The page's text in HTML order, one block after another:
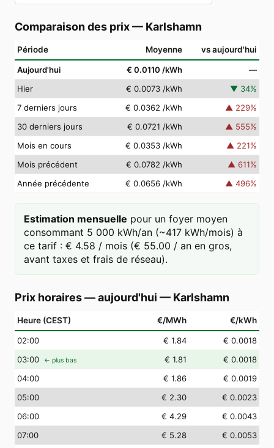
Comparaison des prix— Karlshamn
Période Moyenne vs aujourd'hui
Aujourd'hui € 0.0110 /kWh
—
Hier
€ 0.0073 /kWh ▼ 34%
7 derniers jours
€ 0.0362 /kWh ▲ 229%
30 derniers jours
€ 0.0721 /kWh ▲ 555%
Mois en cours
€ 0.0353 /kWh ▲ 221%
Mois précédent
€ 0.0782 /kWh ▲ 611%
Année précédente
€ 0.0656 /kWh ▲ 496%
Estimation mensuelle pour un foyer moyen
consommant 5 000 kWh/an (~417 kWh/mois) à
ce tarif : € 4.58 / mois (€ 55.00 / an en gros,
avant taxes et frais de réseau).
Prix horaires — aujourd'hui — Karlshamn
Heure (CEST) €/MWh €/kWh
02:00 € 1.84
€ 0.0018
03:00 ← plus bas € 1.81
€ 0.0018
04:00 € 1.86
€ 0.0019
05:00 € 2.30
€ 0.0023
06:00 € 4.29
€ 0.0043
07:00 € 5.28
€ 0.0053